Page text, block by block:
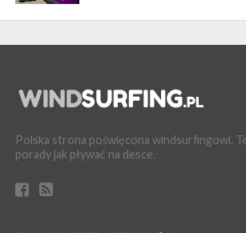
Polska strona poświęcona windsurfingowi.
porady jak pływać na desce.